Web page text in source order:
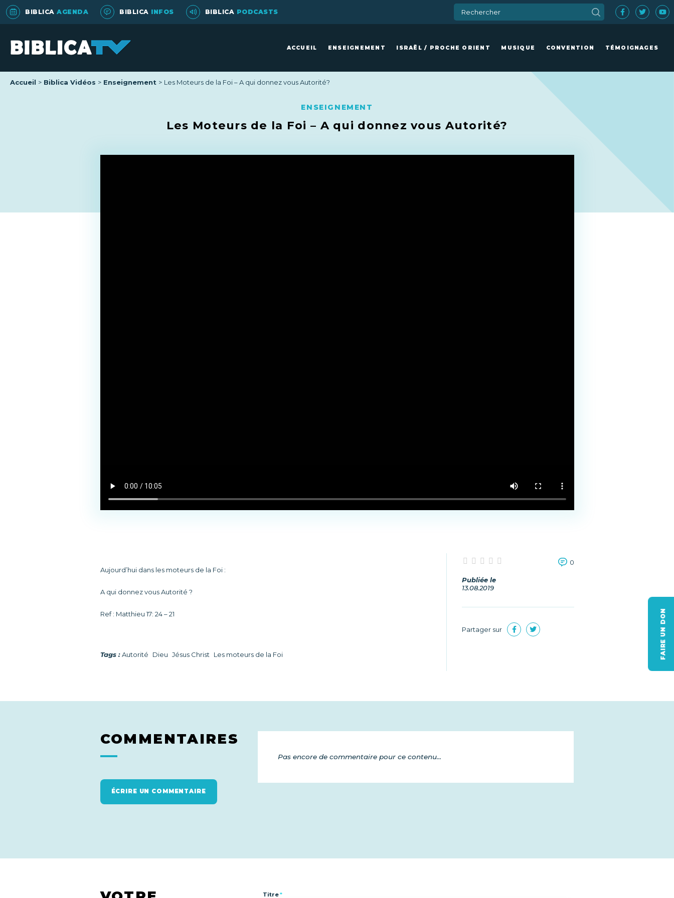
BIBLICA AGENDA BIBLICA INFOS BIBLICA PODCASTS
ACCUEIL ENSEIGNEMENT ISRAËL / PROCHE ORIENT MUSIQUE CONVENTION TÉMOIGNAGES
FAIRE UN DON
Accueil Biblica Vidéos Enseignement Les Moteurs de la Foi – A qui donnez vous Autorité?
ENSEIGNEMENT
Les Moteurs de la Foi – A qui donnez vous Autorité?
Aujourd’hui dans les moteurs de la Foi :
A qui donnez vous Autorité ?
Ref : Matthieu 17: 24 – 21
Tags : Autorité Dieu Jésus Christ Les moteurs de la Foi
0
Publiée le
13.08.2019
Partager sur
COMMENTAIRES
ÉCRIRE UN COMMENTAIRE
Pas encore de commentaire pour ce contenu...
Titre*